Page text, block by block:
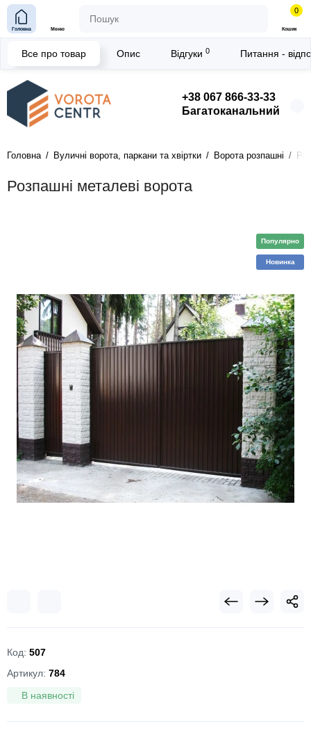
+38 067 866-33-33
Багатоканальний
Головна Меню
0
Кошик
Головна Вуличні ворота, паркани та хвіртки Ворота розпашні
Розпашні металеві ворота
Все про товар Опис Відгуки 0 Питання -
Популярно
Новинка
Код: 507
Артикул: 784
В наявності